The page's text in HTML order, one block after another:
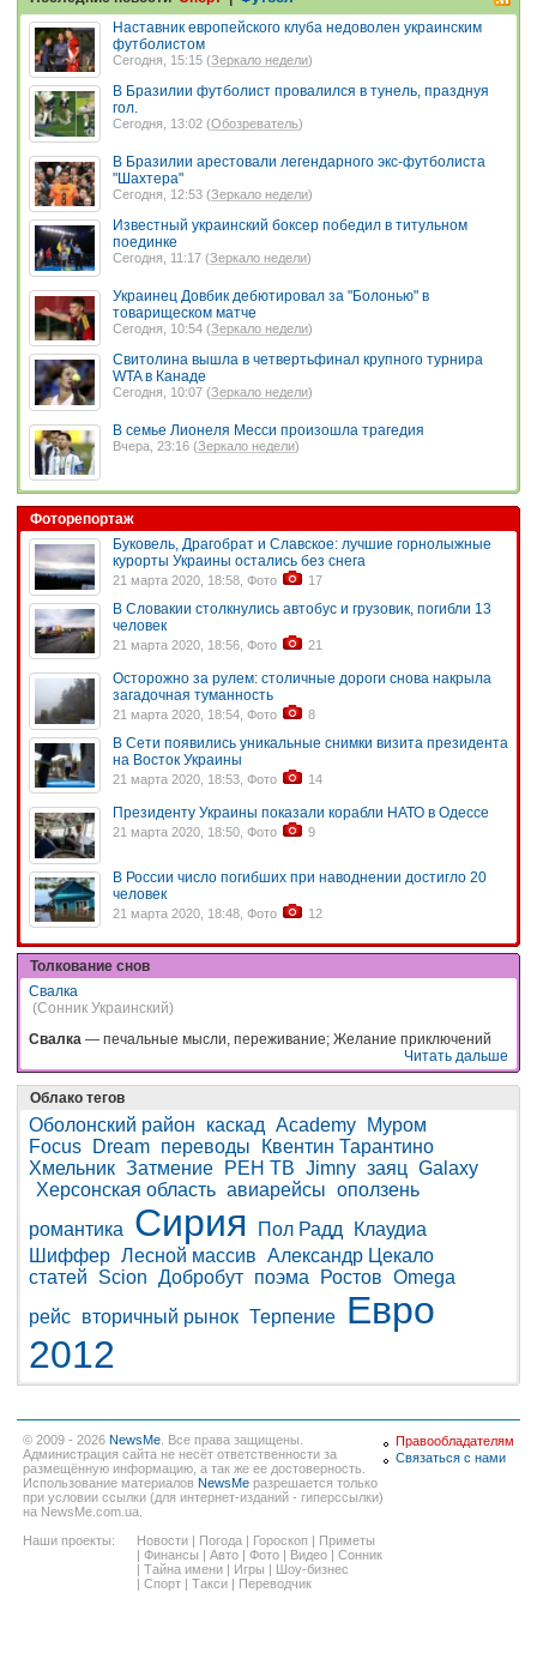
Наставник европейского клуба недоволен украинским
футболистом
Сегодня, 15:15 (Зеркало недели)
В Бразилии футболист провалился в тунель, празднуя
гол.
Сегодня, 13:02 (Обозреватель)
В Бразилии арестовали легендарного экс-футболиста
"Шахтера"
Сегодня, 12:53 (Зеркало недели)
Известный украинский боксер победил в титульном
поединке
Сегодня, 11:17 (Зеркало недели)
Украинец Довбик дебютировал за "Болонью" в
товарищеском матче
Сегодня, 10:54 (Зеркало недели)
Свитолина вышла в четвертьфинал крупного турнира
WTA в Канаде
Сегодня, 10:07 (Зеркало недели)
В семье Лионеля Месси произошла трагедия
Вчера, 23:16 (Зеркало недели)
Фоторепортаж
Буковель, Драгобрат и Славское: лучшие горнолыжные
курорты Украины остались без снега
21 марта 2020, 18:58, Фото 17
В Словакии столкнулись автобус и грузовик, погибли 13
человек
21 марта 2020, 18:56, Фото 21
Осторожно за рулем: столичные дороги снова накрыла
загадочная туманность
21 марта 2020, 18:54, Фото 8
В Сети появились уникальные снимки визита президента
на Восток Украины
21 марта 2020, 18:53, Фото 14
Президенту Украины показали корабли НАТО в Одессе
21 марта 2020, 18:50, Фото 9
В России число погибших при наводнении достигло 20
человек
21 марта 2020, 18:48, Фото 12
Толкование снов
Свалка
(Сонник Украинский)
Свалка — печальные мысли, переживание; Желание приключений
Читать дальше
Облако тегов
Оболонский район каскад Academy
Муром
Focus
Dream переводы
Квентин Тарантино
Хмельник Затмение РЕН ТВ Jimny заяц Galaxy
Херсонская область авиарейсы оползень
романтика
Сирия Пол Радд
Клаудиа
Шиффер Лесной массив Александр Цекало
статей
Scion Добробут поэма Ростов Omega
рейс вторичный рынок Терпение
Евро
2012
© 2009 - 2026 NewsMe . Все права защищены.
Администрация сайта не несёт ответственности за
размещённую информацию, а так же ее достоверность.
Использование материалов NewsMe разрешается только
при условии ссылки (для интернет-изданий - гиперссылки)
на NewsMe.com.ua.
Наши проекты:
Новости Погода Гороскоп
Приметы
Финансы Авто Фото Видео
Сонник
Тайна имени Игры
Шоу-бизнес
Спорт Такси Переводчик
Правообладателям
Связаться с нами